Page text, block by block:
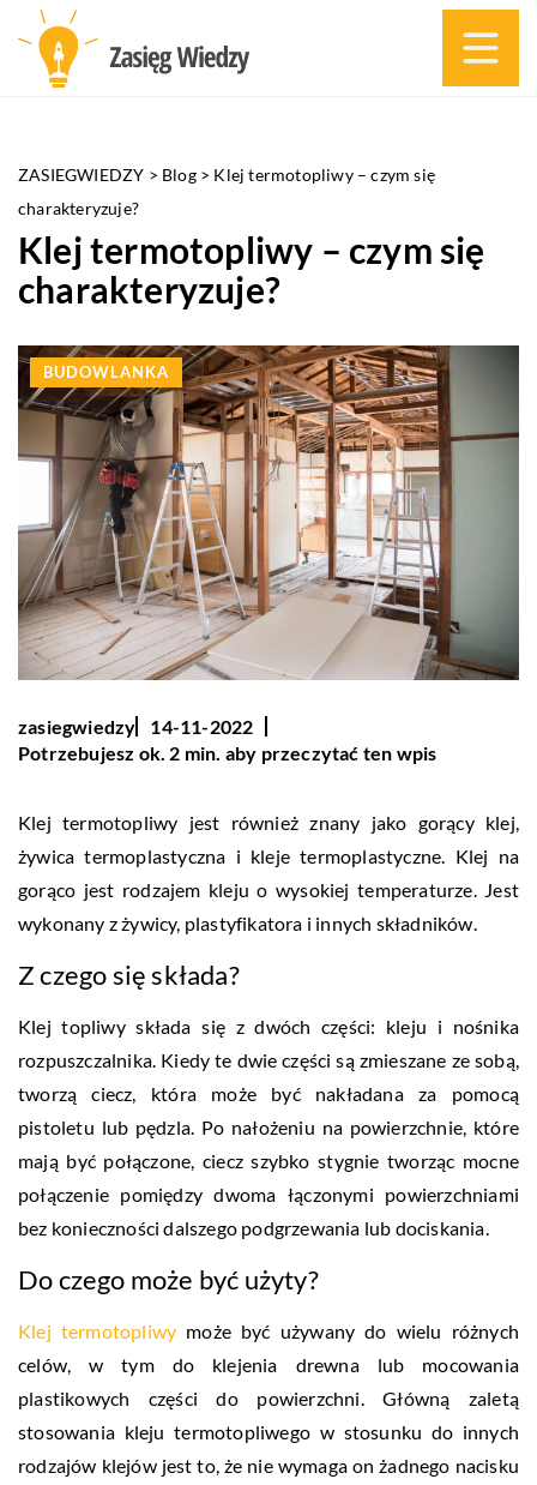
ZASIEGWIEDZY > Blog> Klej termotopliwy – czym się
charakteryzuje?
Klej termotopliwy – czym się
charakteryzuje?
BUDOWLANKA
zasiegwiedzy
14-11-2022
Potrzebujesz ok. 2 min. aby przeczytać ten wpis
Klej termotopliwy jest również znany jako gorący klej,
żywica termoplastyczna i kleje termoplastyczne. Klej na
gorąco jest rodzajem kleju o wysokiej temperaturze. Jest
wykonany z żywicy, plastyfikatora i innych składników.
Z czego się składa?
Klej topliwy składa się z dwóch części: kleju i nośnika
rozpuszczalnika. Kiedy te dwie części są zmieszane ze sobą,
tworzą ciecz, która może być nakładana za pomocą
pistoletu lub pędzla. Po nałożeniu na powierzchnie, które
mają być połączone, ciecz szybko stygnie tworząc mocne
połączenie pomiędzy dwoma łączonymi powierzchniami
bez konieczności dalszego podgrzewania lub dociskania.
Do czego może być użyty?
Klej termotopliwy może być używany do wielu różnych
celów, w tym do klejenia drewna lub mocowania
plastikowych części do powierzchni. Główną zaletą
stosowania kleju termotopliwego w stosunku do innych
rodzajów klejów jest to, że nie wymaga on żadnego nacisku